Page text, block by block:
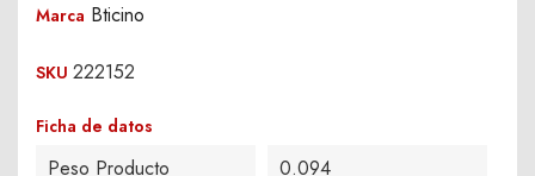
Marca Bticino
SKU 222152
Ficha de datos
Peso Producto 0.094